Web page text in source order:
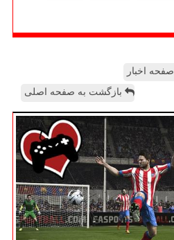
صفحه اخبار
بازگشت به صفحه اصلی